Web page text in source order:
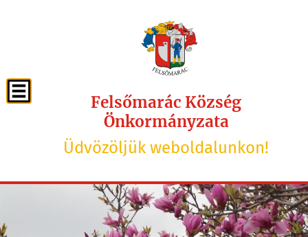
Felsőmarác Község
Önkormányzata
Üdvözöljük weboldalunkon!